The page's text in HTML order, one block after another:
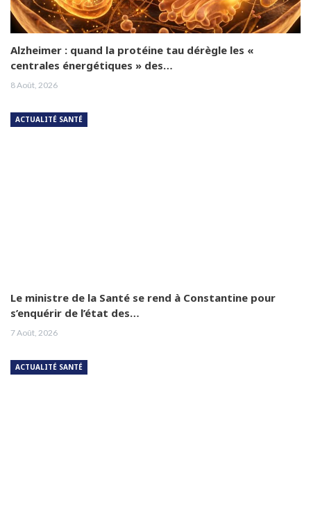
Alzheimer : quand la protéine tau dérègle les «
centrales énergétiques » des…
8 Août, 2026
ACTUALITÉ SANTÉ
Le ministre de la Santé se rend à Constantine pour
s’enquérir de l’état des…
7 Août, 2026
ACTUALITÉ SANTÉ